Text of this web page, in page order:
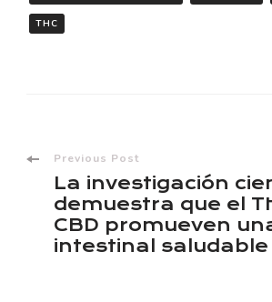
THC
Post
Navigation
Previous Post
La investigación
demuestra que el
CBD promueven
intestinal saludable